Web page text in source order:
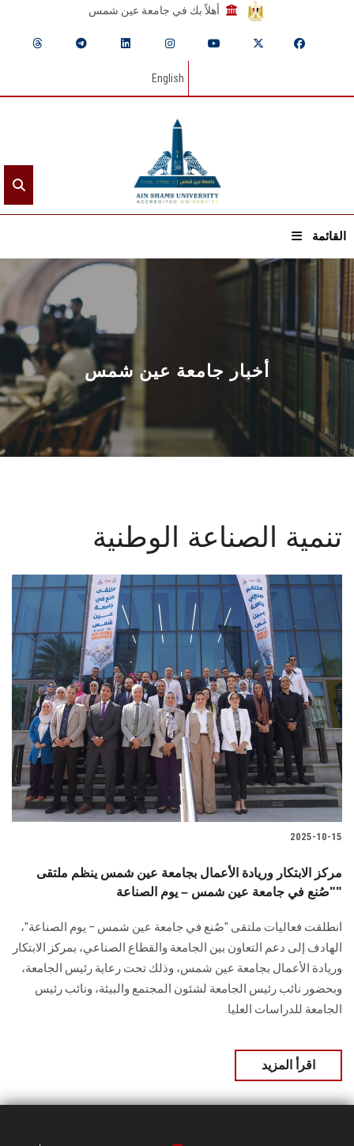
أهلاً بك في جامعة عين شمس
English
القائمة
الرئيسيـة
عن الجامعة
القطاعـات
الشئون الأكاديمية
البحث العلمي
المراكز والوحدات
الأنظمة الذكية
الإعلام
تواصل معنا
الطلاب
هيئة التدريس
الدراسات العليا
الزائـرون
سجل الان
أخبار جامعة عين شمس
تنمية الصناعة الوطنية
2025-10-15
مركز الابتكار وريادة الأعمال بجامعة عين شمس ينظم ملتقى
"صُنع في جامعة عين شمس – يوم الصناعة"
انطلقت فعاليات ملتقى "صُنع في جامعة عين شمس – يوم الصناعة"،
الهادف إلى دعم التعاون بين الجامعة والقطاع الصناعي، بمركز الابتكار
وريادة الأعمال بجامعة عين شمس، وذلك تحت رعاية رئيس الجامعة،
وبحضور نائب رئيس الجامعة لشئون المجتمع والبيئة، ونائب رئيس
الجامعة للدراسات العليا.
اقرأ المزيد